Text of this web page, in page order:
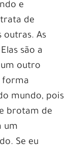
e
de
outras. As
são a
outro
forma
mundo, pois
brotam de
um
Se eu